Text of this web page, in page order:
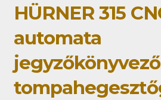
HÜRNER 315
automata